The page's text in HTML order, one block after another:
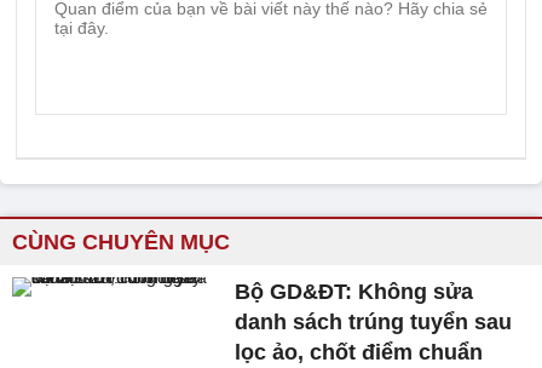
CÙNG CHUYÊN MỤC
Bộ GD&ĐT: Không sửa
danh sách trúng tuyển sau
lọc ảo, chốt điểm chuẩn